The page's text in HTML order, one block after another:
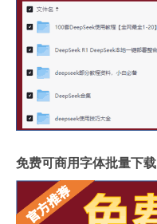
免费可商用字体批量下载